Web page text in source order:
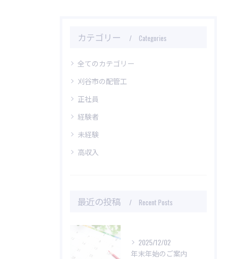
カテゴリー Categories
全てのカテゴリー
刈谷市の配管工
正社員
経験者
未経験
高収入
最近の投稿 Recent Posts
2025/12/02
年末年始のご案内